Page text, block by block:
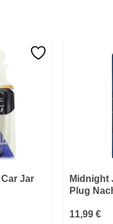
Jar
Midnight
Plug
11,99 €